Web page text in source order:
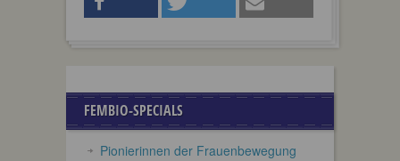
FEMBIO-SPECIALS
Pionierinnen der Frauenbewegung